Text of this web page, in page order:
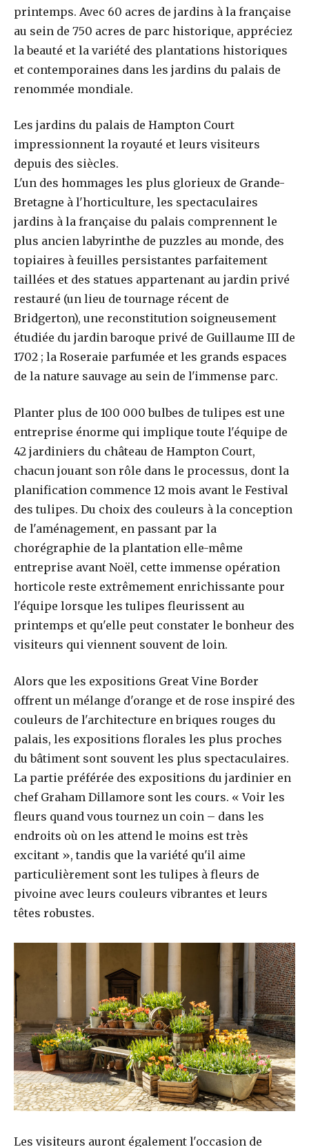
printemps. Avec 60 acres de jardins à la française
au sein de 750 acres de parc historique, appréciez
la beauté et la variété des plantations historiques
et contemporaines dans les jardins du palais de
renommée mondiale.
Les jardins du palais de Hampton Court
impressionnent la royauté et leurs visiteurs
depuis des siècles.
L'un des hommages les plus glorieux de Grande-
Bretagne à l'horticulture, les spectaculaires
jardins à la française du palais comprennent le
plus ancien labyrinthe de puzzles au monde, des
topiaires à feuilles persistantes parfaitement
taillées et des statues appartenant au jardin privé
restauré (un lieu de tournage récent de
Bridgerton), une reconstitution soigneusement
étudiée du jardin baroque privé de Guillaume III de
1702 ; la Roseraie parfumée et les grands espaces
de la nature sauvage au sein de l'immense parc.
Planter plus de 100 000 bulbes de tulipes est une
entreprise énorme qui implique toute l'équipe de
42 jardiniers du château de Hampton Court,
chacun jouant son rôle dans le processus, dont la
planification commence 12 mois avant le Festival
des tulipes. Du choix des couleurs à la conception
de l'aménagement, en passant par la
chorégraphie de la plantation elle-même
entreprise avant Noël, cette immense opération
horticole reste extrêmement enrichissante pour
l'équipe lorsque les tulipes fleurissent au
printemps et qu'elle peut constater le bonheur des
visiteurs qui viennent souvent de loin.
Alors que les expositions Great Vine Border
offrent un mélange d'orange et de rose inspiré des
couleurs de l'architecture en briques rouges du
palais, les expositions florales les plus proches
du bâtiment sont souvent les plus spectaculaires.
La partie préférée des expositions du jardinier en
chef Graham Dillamore sont les cours. « Voir les
fleurs quand vous tournez un coin – dans les
endroits où on les attend le moins est très
excitant », tandis que la variété qu'il aime
particulièrement sont les tulipes à fleurs de
pivoine avec leurs couleurs vibrantes et leurs
têtes robustes.
Les visiteurs auront également l'occasion de